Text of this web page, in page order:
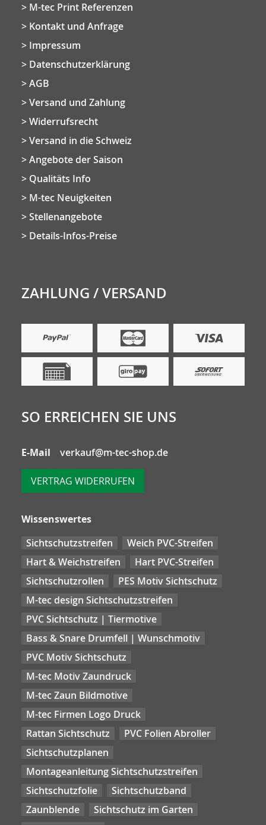
M-tec Print Referenzen
Kontakt und Anfrage
Impressum
Datenschutzerklärung
AGB
Versand und Zahlung
Widerrufsrecht
Versand in die Schweiz
Angebote der Saison
Qualitäts Info
M-tec Neuigkeiten
Stellenangebote
Details-Infos-Preise
ZAHLUNG / VERSAND
SO ERREICHEN SIE UNS
E-Mail verkauf@m-tec-shop.de
VERTRAG WIDERRUFEN
Wissenswertes
Sichtschutzstreifen
Weich PVC-Streifen
Hart & Weichstreifen
Hart PVC-Streifen
Sichtschutzrollen
PES Motiv Sichtschutz
M-tec design Sichtschutzstreifen
PVC Sichtschutz | Tiermotive
Bass & Snare Drumfell | Wunschmotiv
PVC Motiv Sichtschutz
M-tec Motiv Zaundruck
M-tec Zaun Bildmotive
M-tec Firmen Logo Druck
Rattan Sichtschutz
PVC Folien Abroller
Sichtschutzplanen
Montageanleitung Sichtschutzstreifen
Sichtschutzfolie
Sichtschutzband
Zaunblende
Sichtschutz im Garten